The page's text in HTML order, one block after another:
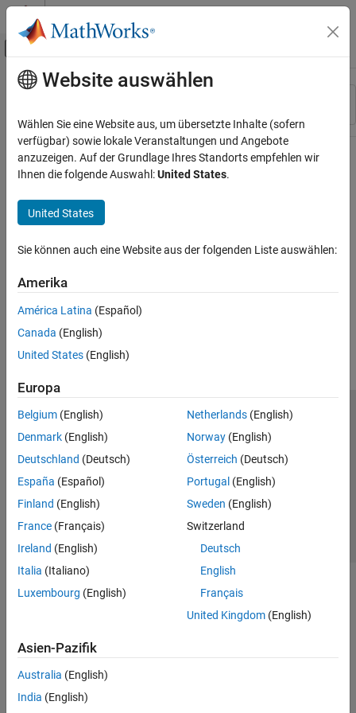
Weiter zum Inhalt
Umschaltung für Off-Canvas-
Ressource
Hauptinhalt
Website auswählen
Wählen Sie eine Website aus, um übersetzte Inhalte (sofern
verfügbar) sowie lokale Veranstaltungen und Angebote
anzuzeigen. Auf der Grundlage Ihres Standorts empfehlen wir
Ihnen die folgende Auswahl:United States.
United States
Sie können auch eine Website aus der folgenden Liste auswählen:
Amerika
América Latina (Español)
Canada (English)
United States (English)
Europa
Belgium (English)
Denmark (English)
Deutschland (Deutsch)
España (Español)
Finland (English)
France (Français)
Ireland (English)
Italia (Italiano)
Luxembourg (English)
Netherlands(English)
Norway(English)
Österreich (Deutsch)
Portugal (English)
Sweden (English)
Switzerland
Deutsch
English
Français
United Kingdom(English)
Asien-Pazifik
Australia (English)
India (English)
Trust Center
Datenschutz-Richtlinien
Datendiebstahl verhindern
Status von Anwendungen
© 1994-2026 The MathWorks, Inc.
Website auswählen
Deutschland